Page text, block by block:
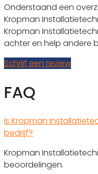
Onderstaand een
Kropman
Kropman
achter en help andere
Schrijf een review
FAQ
Is Kropman
bedrijf?
Kropman
beoordelingen.